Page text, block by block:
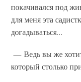
покачивался под
для меня эта
догадываться...
— Ведь вы же
который столько